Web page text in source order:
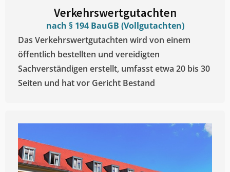
Verkehrswertgutachten
nach § 194 BauGB (Vollgutachten)
Das Verkehrswertgutachten wird von einem
öffentlich bestellten und vereidigten
Sachverständigen erstellt, umfasst etwa 20 bis 30
Seiten und hat vor Gericht Bestand